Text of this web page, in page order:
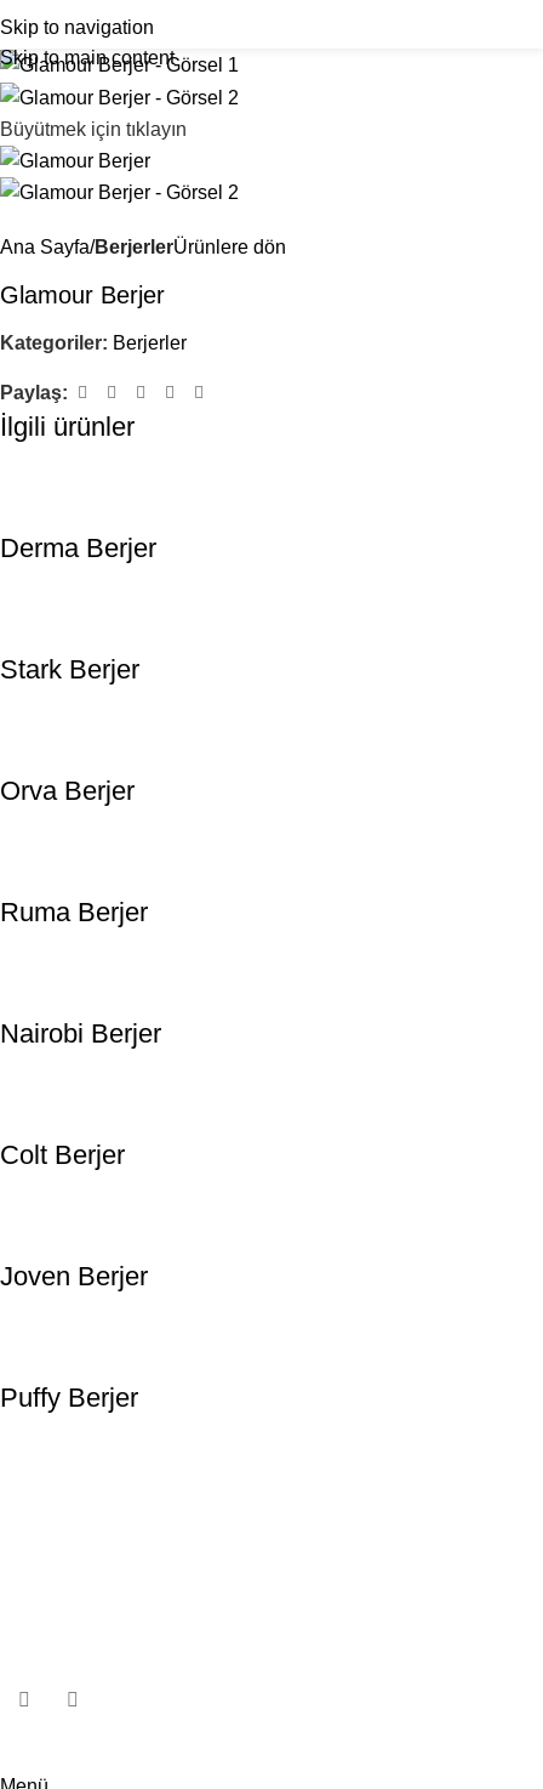
Skip to navigation
Skip to main content
Büyütmek için tıklayın
Ana Sayfa BerjerlerÜrünlere dön
Glamour Berjer
Kategoriler: Berjerler
Paylaş:
İlgili ürünler
Derma Berjer
Stark Berjer
Orva Berjer
Ruma Berjer
Nairobi Berjer
Colt Berjer
Joven Berjer
Puffy Berjer